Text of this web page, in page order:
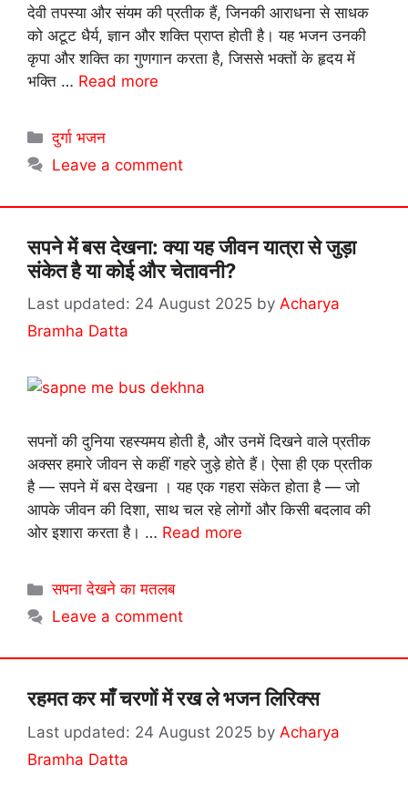
देवी तपस्या और संयम की प्रतीक हैं, जिनकी आराधना से साधक
को अटूट धैर्य, ज्ञान और शक्ति प्राप्त होती है। यह भजन उनकी
कृपा और शक्ति का गुणगान करता है, जिससे भक्तों के हृदय में
भक्ति … Read more
Categories
दुर्गा भजन
Leave a comment
सपने में बस देखना: क्या यह जीवन यात्रा से जुड़ा
संकेत है या कोई और चेतावनी?
24 August 2025 by Acharya
Bramha Datta
सपनों की दुनिया रहस्यमय होती है, और उनमें दिखने वाले प्रतीक
अक्सर हमारे जीवन से कहीं गहरे जुड़े होते हैं। ऐसा ही एक प्रतीक
है — सपने में बस देखना । यह एक गहरा संकेत होता है — जो
आपके जीवन की दिशा, साथ चल रहे लोगों और किसी बदलाव की
ओर इशारा करता है। … Read more
Categories
सपना देखने का मतलब
Leave a comment
रहमत कर माँ चरणों में रख ले भजन लिरिक्स
24 August 2025 by Acharya
Bramha Datta